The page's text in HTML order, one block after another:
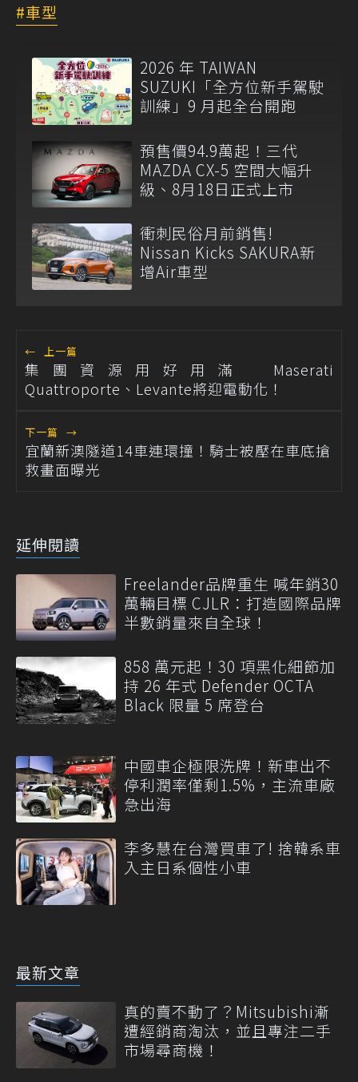
車型
2026 年 TAIWAN
SUZUKI「全方位新手駕駛
訓練」9 月起全台開跑
預售價94.9萬起！三代
MAZDA CX-5 空間大幅升
級、8月18日正式上市
衝刺民俗月前銷售!
Nissan Kicks SAKURA新
增Air車型
← 上一篇
集團資源用好用滿 Maserati
Quattroporte、Levante將迎電動化！
下一篇 →
宜蘭新澳隧道14車連環撞！騎士被壓在車底搶
救畫面曝光
延伸閱讀
Freelander品牌重生 喊年銷30
萬輛目標 CJLR：打造國際品牌
半數銷量來自全球！
858 萬元起！30 項黑化細節加
持 26 年式 Defender OCTA
Black 限量 5 席登台
中國車企極限洗牌！新車出不
停利潤率僅剩1.5%，主流車廠
急出海
李多慧在台灣買車了! 捨韓系車
入主日系個性小車
最新文章
真的賣不動了？Mitsubishi漸
遭經銷商淘汰，並且專注二手
市場尋商機！